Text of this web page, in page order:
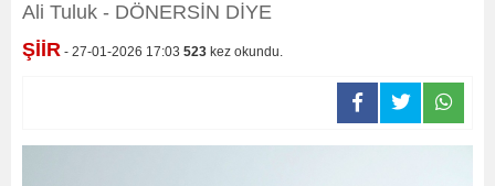
Ali Tuluk - DÖNERSİN DİYE
ŞİİR - 27-01-2026 17:03 523 kez okundu.